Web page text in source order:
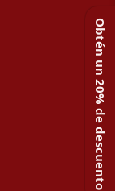
Obtén un 20% de descuento